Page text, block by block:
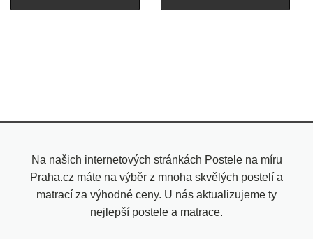
Na našich internetových stránkách Postele na míru
Praha.cz máte na výběr z mnoha skvělých postelí a
matrací za výhodné ceny. U nás aktualizujeme ty
nejlepší postele a matrace.